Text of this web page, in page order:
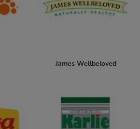
James Wellbeloved